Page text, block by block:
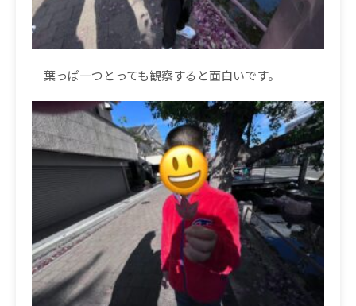
葉っぱ一つとっても観察すると面白いです。